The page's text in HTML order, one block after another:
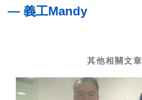
— 義工Mandy
其他相關文章